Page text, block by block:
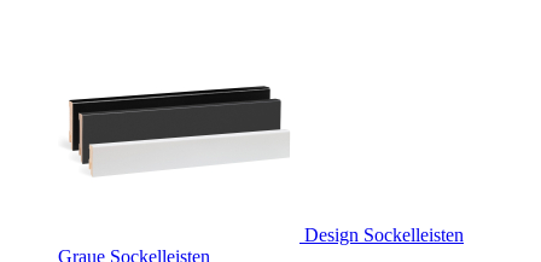
Design Sockelleisten
Graue Sockelleisten